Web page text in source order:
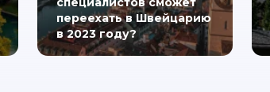
переехать в Швейцарию
в 2023 году?